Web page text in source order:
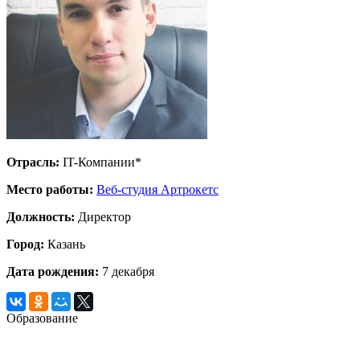
Отрасль: IT-Компании*
Место работы: Веб-студия Артрокетс
Должность: Директор
Город: Казань
Дата рождения: 7 декабря
Образование